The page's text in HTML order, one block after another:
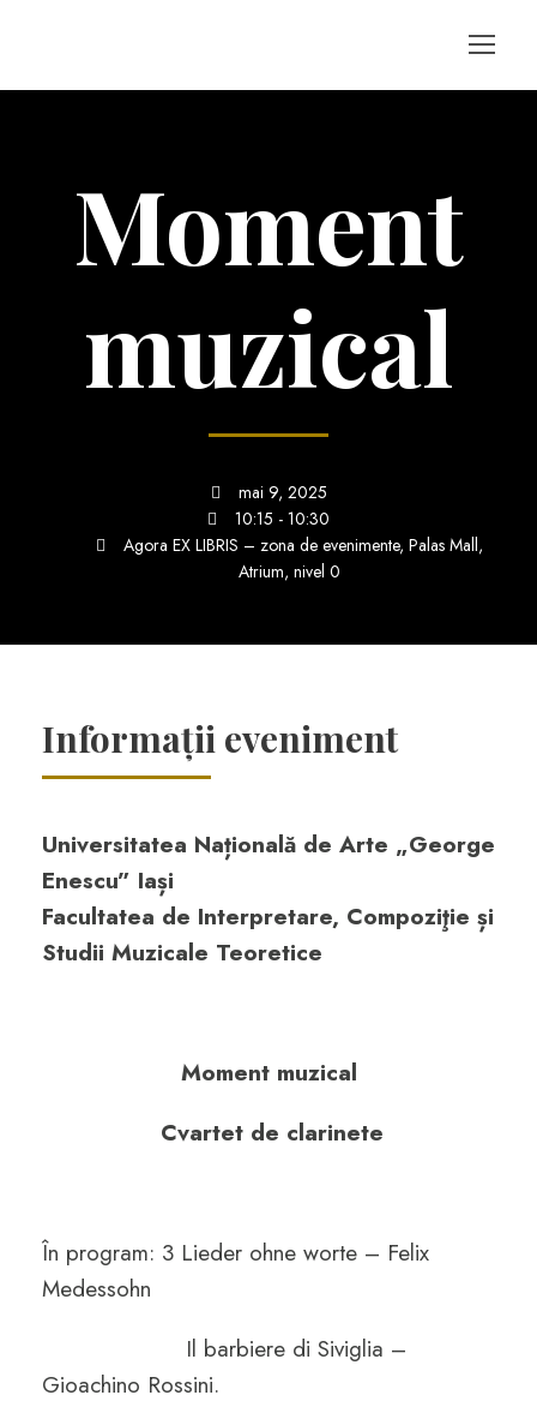
Moment
muzical
mai 9, 2025
10:15 - 10:30
Agora EX LIBRIS – zona de evenimente, Palas Mall,
Atrium, nivel 0
Informații eveniment
Universitatea Națională de Arte „George
Enescu” Iași
Facultatea de Interpretare, Compoziţie și
Studii Muzicale Teoretice
Moment muzical
Cvartet de clarinete
În program: 3 Lieder ohne worte – Felix
Medessohn
Il barbiere di Siviglia –
Gioachino Rossini.